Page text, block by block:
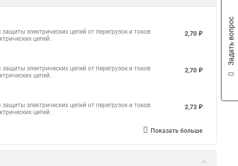
электрических цепей от перегрузок и токов
цепей.
2,70 ₽
электрических цепей от перегрузок и токов
цепей.
2,70 ₽
электрических цепей от перегрузок и токов
цепей.
2,73 ₽
Показать больше
Задать вопрос